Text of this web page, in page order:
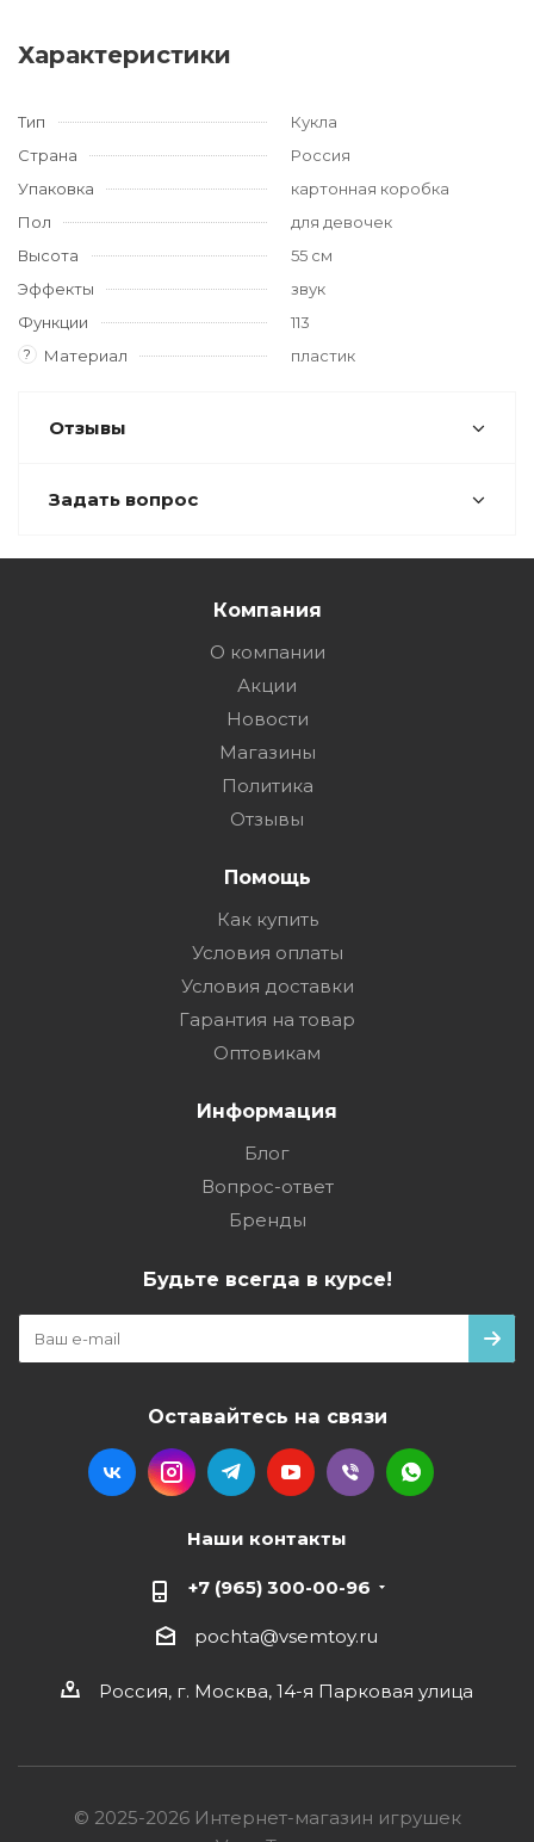
Характеристики
Тип
Кукла
Страна
Россия
Упаковка
картонная коробка
Пол
для девочек
Высота
55 см
Эффекты
звук
Функции
113
? Материал пластик
Отзывы
Задать вопрос
Компания
О компании
Акции
Новости
Магазины
Политика
Отзывы
Помощь
Как купить
Условия оплаты
Условия доставки
Гарантия на товар
Оптовикам
Информация
Блог
Вопрос-ответ
Бренды
Будьте всегда в курсе!
Оставайтесь на связи
Наши контакты
+7 (965) 300-00-96
pochta@vsemtoy.ru
Россия, г. Москва, 14-я Парковая улица
© 2025-2026 Интернет-магазин игрушек